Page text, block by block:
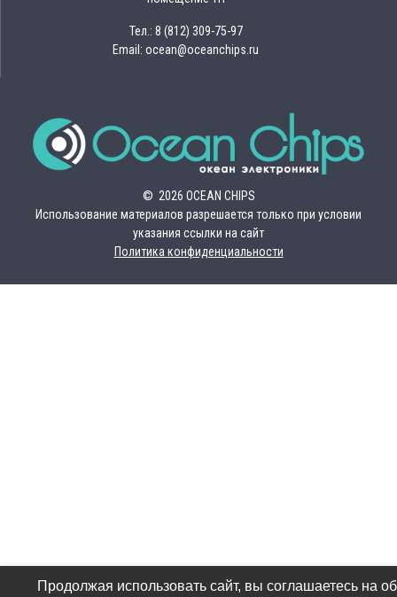
Тел.: 8 (812) 309-75-97
Email: ocean@oceanchips.ru
© 2026 OCEAN CHIPS
Использование материалов разрешается только при условии
указания ссылки на сайт
Политика конфиденциальности
Продолжая использовать сайт, вы соглашаетесь на